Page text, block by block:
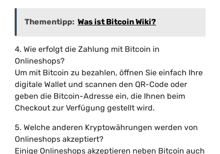
Thementipp: Was ist Bitcoin Wiki?
4. Wie erfolgt die Zahlung mit Bitcoin in
Onlineshops?
Um mit Bitcoin zu bezahlen, öffnen Sie einfach Ihre
digitale Wallet und scannen den QR-Code oder
geben die Bitcoin-Adresse ein, die Ihnen beim
Checkout zur Verfügung gestellt wird.
5. Welche anderen Kryptowährungen werden von
Onlineshops akzeptiert?
Einige Onlineshops akzeptieren neben Bitcoin auch